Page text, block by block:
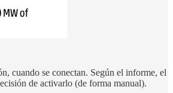
cuando se conectan. Según el informe, el
de activarlo (de forma manual).